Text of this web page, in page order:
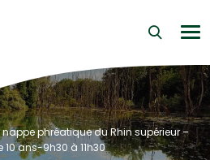
Réserve Naturelle au
nappe phréatique du Rhin supérieur –
ans-9h30 à 11h30